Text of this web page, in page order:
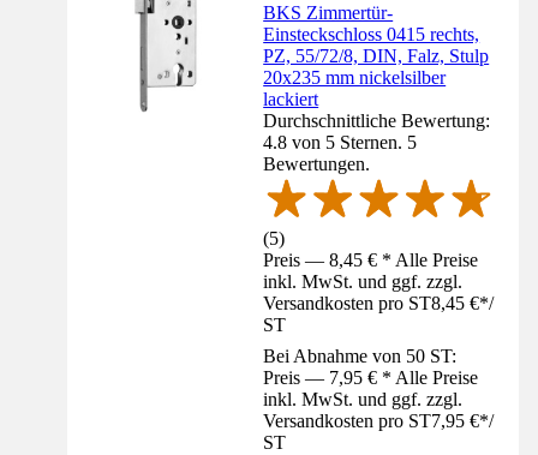
BKS Zimmertür-
Einsteckschloss 0415 rechts,
PZ, 55/72/8, DIN, Falz, Stulp
20x235 mm nickelsilber
lackiert
Durchschnittliche Bewertung:
4.8 von 5 Sternen. 5
Bewertungen.
(5)
Preis — 8,45 € * Alle Preise
inkl. MwSt. und ggf. zzgl.
Versandkosten pro ST8,45 €*/
ST
Bei Abnahme von 50 ST:
Preis — 7,95 € * Alle Preise
inkl. MwSt. und ggf. zzgl.
Versandkosten pro ST7,95 €*/
ST